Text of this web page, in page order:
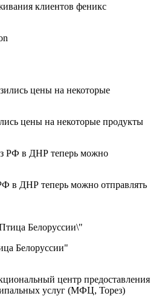
клиентов феникс
цены на некоторые продукты
в ДНР теперь можно отправлять
Белоруссии"